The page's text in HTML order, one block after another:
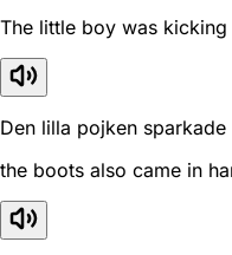
The little boy was
Den lilla pojken
the boots also came in